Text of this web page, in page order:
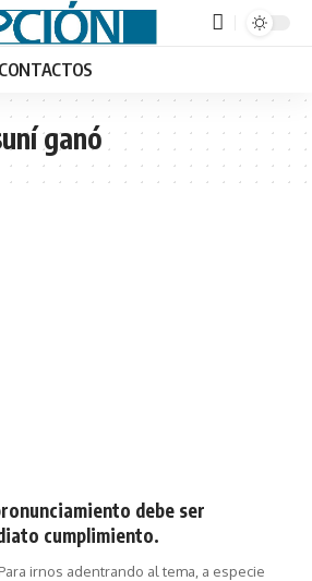
CONTACTOS
ganó
debe ser
cumplimiento.
irnos adentrando al tema, a especie